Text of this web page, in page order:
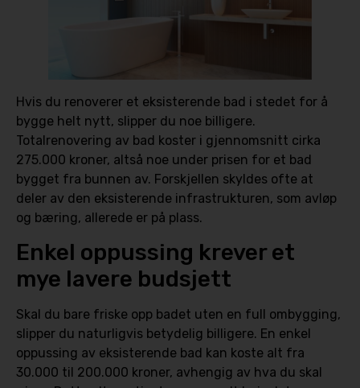
Hvis du renoverer et eksisterende bad i stedet for å
bygge helt nytt, slipper du noe billigere.
Totalrenovering av bad koster i gjennomsnitt cirka
275.000 kroner, altså noe under prisen for et bad
bygget fra bunnen av. Forskjellen skyldes ofte at
deler av den eksisterende infrastrukturen, som avløp
og bæring, allerede er på plass.
Enkel oppussing krever et
mye lavere budsjett
Skal du bare friske opp badet uten en full ombygging,
slipper du naturligvis betydelig billigere. En enkel
oppussing av eksisterende bad kan koste alt fra
30.000 til 200.000 kroner, avhengig av hva du skal